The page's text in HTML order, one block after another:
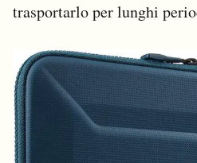
trasportarlo per lunghi